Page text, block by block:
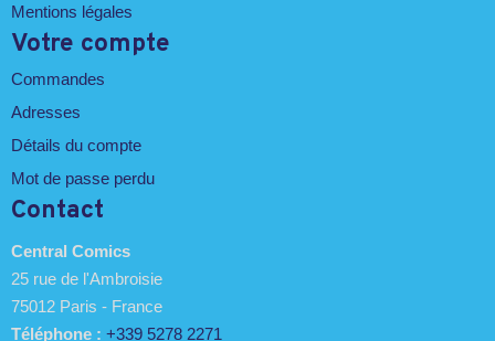
Mentions légales
Votre compte
Commandes
Adresses
Détails du compte
Mot de passe perdu
Contact
Central Comics
25 rue de l'Ambroisie
75012 Paris - France
Téléphone : +339 5278 2271